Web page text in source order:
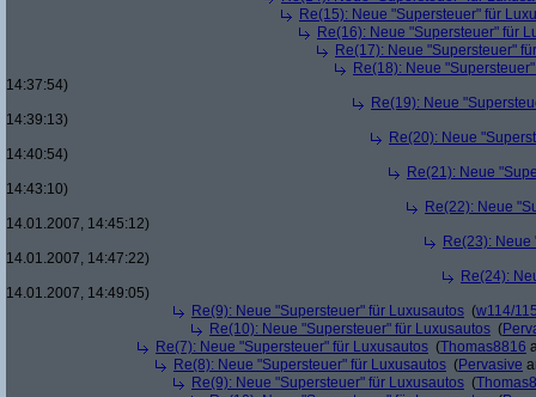
Re(15): Neue "Supersteuer" für
Re(16): Neue "Supersteuer" für
Re(17): Neue "Supersteuer"
Re(18): Neue
14:37:54)
Re(19): Neue
14:39:13)
Re(20): Neue
14:40:54)
Re(21): Neue
14:43:10)
Re(22): Neue
14.01.2007, 14:45:12)
Re(23):
14.01.2007, 14:47:22)
Re(24):
14.01.2007, 14:49:05)
Re(9): Neue "Supersteuer" für Luxusautos (w114/
Re(10): Neue "Supersteuer" für Luxusautos (
Re(7): Neue "Supersteuer" für Luxusautos (Thomas8816
Re(8): Neue "Supersteuer" für Luxusautos (Pervasive
Re(9): Neue "Supersteuer" für Luxusautos (